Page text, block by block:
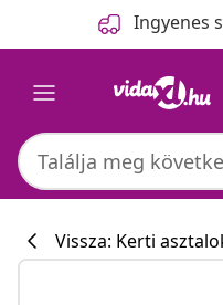
Ingyenes
Vissza: Kerti